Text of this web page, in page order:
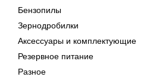
Бензопилы
Зернодробилки
Аксессуары и комплектующие
Резервное питание
Разное